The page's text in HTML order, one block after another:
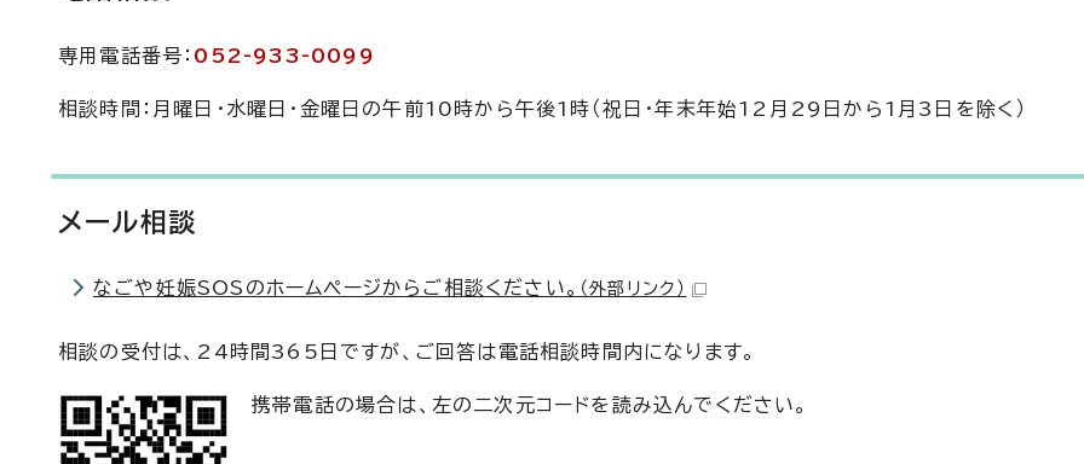
専用電話番号： 052-933-0099
相談時間：月曜日・水曜日・金曜日の午前10時から午後1時（祝日・年末年始12月29日から1月3日を除く）
メール相談
なごや妊娠SOSのホームページからご相談ください。 （外部リンク）
相談の受付は、24時間365日ですが、ご回答は電話相談時間内になります。
携帯電話の場合は、左の二次元コードを読み込んでください。